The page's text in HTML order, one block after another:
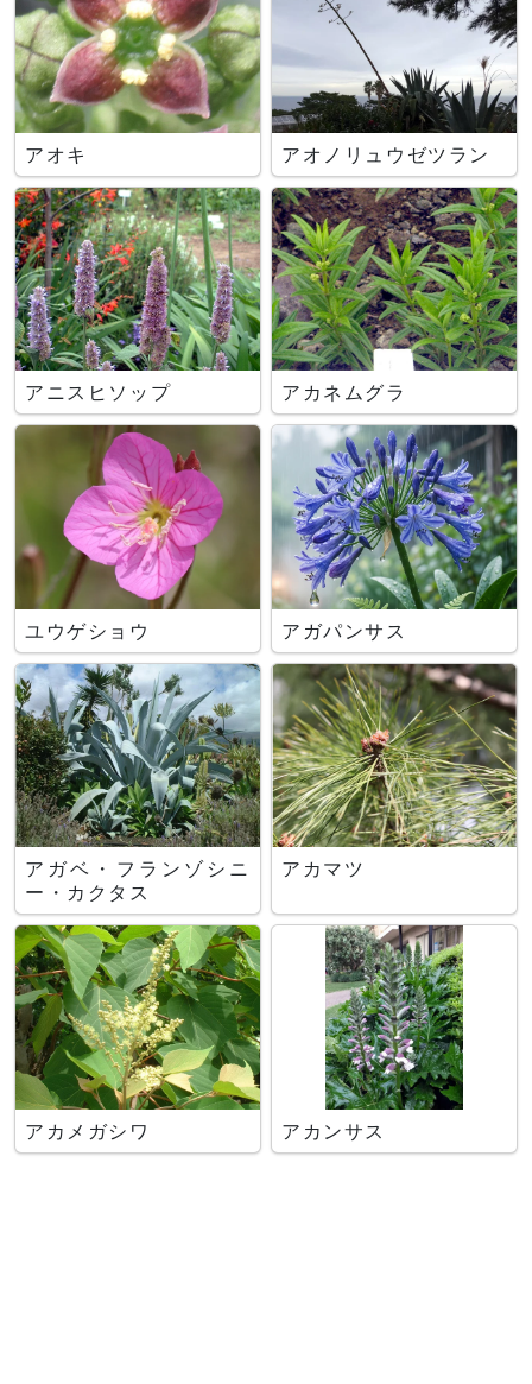
アオキ アオノリュウゼツラン
アニスヒソップ アカネムグラ
ユウゲショウ アガパンサス
アガベ・フランゾシニ
ー・カクタス
アカマツ
アカメガシワ アカンサス